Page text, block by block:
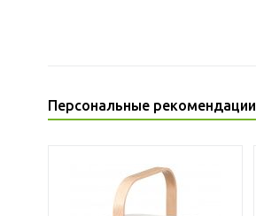
Персональные рекомендации